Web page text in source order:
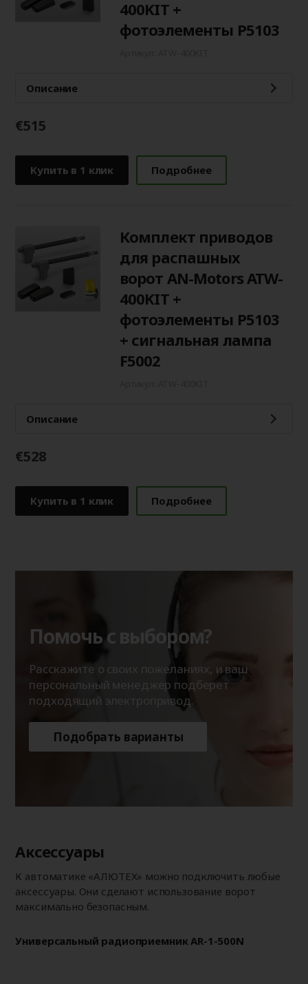
400KIT +
фотоэлементы P5103
Описание
€515
Купить в 1 клик Подробнее
Комплект приводов
для распашных
ворот AN-Motors ATW-
400KIT +
фотоэлементы P5103
+ сигнальная лампа
F5002
Описание
€528
Купить в 1 клик Подробнее
Помочь с выбором?
Расскажите о своих пожеланиях, и ваш
персональный менеджер подберет
подходящий электропривод.
Подобрать варианты
Аксессуары
К автоматике «АЛЮТЕХ» можно подключить любые
аксессуары. Они сделают использование ворот
максимально безопасным.
Универсальный радиоприемник AR-1-500N